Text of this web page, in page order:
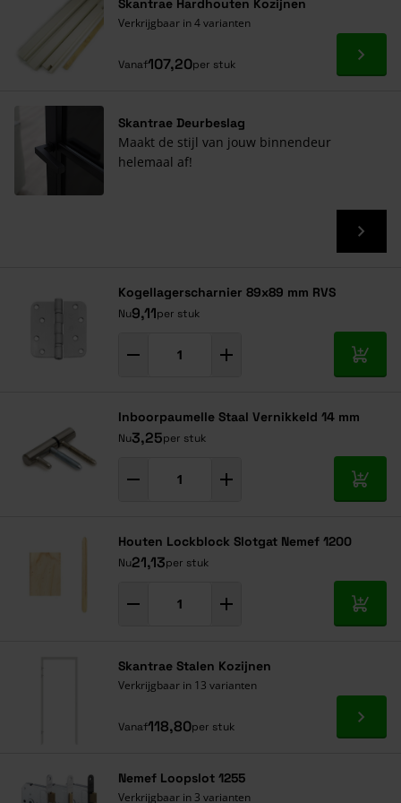
Elegante houten glasroedes met een kraalprofiel.
10 jaar garantie op alle deuren
Skantrae Hardhouten Kozijnen
Verkrijgbaar in 4 varianten
Vanaf107,20per stuk Ga
Skantrae Deurbeslag
Maakt de stijl van jouw binnendeur
helemaal af!
Kogellagerscharnier 89x89 mm RVS
Nu9,11per stuk
In
Inboorpaumelle Staal Vernikkeld 14 mm
Nu3,25per stuk
In
Houten Lockblock Slotgat Nemef 1200
Nu21,13per stuk
In
Skantrae Stalen Kozijnen
Verkrijgbaar in 13 varianten
Vanaf118,80per stuk Ga
Nemef Loopslot 1255
Verkrijgbaar in 3 varianten